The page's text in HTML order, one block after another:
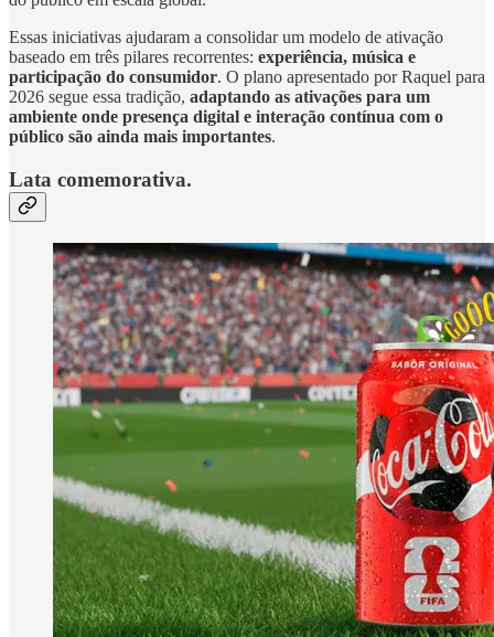
Essas iniciativas ajudaram a consolidar um modelo de ativação
baseado em três pilares recorrentes: experiência, música e
participação do consumidor. O plano apresentado por Raquel para
2026 segue essa tradição, adaptando as ativações para um
ambiente onde presença digital e interação contínua com o
público são ainda mais importantes.
Lata comemorativa.